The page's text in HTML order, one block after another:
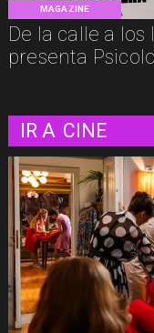
MAGAZINE
De la calle a los
presenta
IR A CINE